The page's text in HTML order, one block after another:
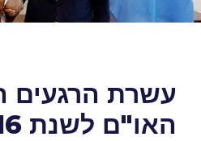
עשרת הרגעים
האו"ם לשנת 2016